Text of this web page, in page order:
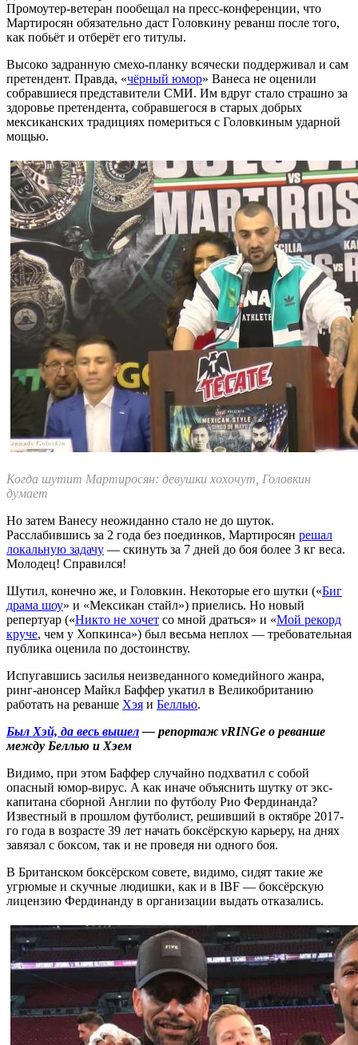
Промоутер-ветеран пообещал на пресс-конференции, что
Мартиросян обязательно даст Головкину реванш после того,
как побьёт и отберёт его титулы.
Высоко задранную смехо-планку всячески поддерживал и сам
претендент. Правда, «чёрный юмор» Ванеса не оценили
собравшиеся представители СМИ. Им вдруг стало страшно за
здоровье претендента, собравшегося в старых добрых
мексиканских традициях помериться с Головкиным ударной
мощью.
Когда шутит Мартиросян: девушки хохочут, Головкин
думает
Но затем Ванесу неожиданно стало не до шуток.
Расслабившись за 2 года без поединков, Мартиросян решал
локальную задачу — скинуть за 7 дней до боя более 3 кг веса.
Молодец! Справился!
Шутил, конечно же, и Головкин. Некоторые его шутки («Биг
драма шоу» и «Мексикан стайл») приелись. Но новый
репертуар («Никто не хочет со мной драться» и «Мой рекорд
круче, чем у Хопкинса») был весьма неплох — требовательная
публика оценила по достоинству.
Испугавшись засилья неизведанного комедийного жанра,
ринг-анонсер Майкл Баффер укатил в Великобританию
работать на реванше Хэя и Беллью.
Был Хэй, да весь вышел— репортаж vRINGe о реванше
между Беллью и Хэем
Видимо, при этом Баффер случайно подхватил с собой
опасный юмор-вирус. А как иначе объяснить шутку от экс-
капитана сборной Англии по футболу Рио Фердинанда?
Известный в прошлом футболист, решивший в октябре 2017-
го года в возрасте 39 лет начать боксёрскую карьеру, на днях
завязал с боксом, так и не проведя ни одного боя.
В Британском боксёрском совете, видимо, сидят такие же
угрюмые и скучные людишки, как и в IBF — боксёрскую
лицензию Фердинанду в организации выдать отказались.